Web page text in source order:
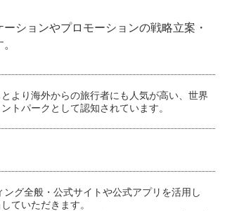
ションやプロモーションの戦略立案・
より海外からの旅行者にも人気が高い、世界
トパークとして認知されています。
グ全般・公式サイトや公式アプリを活用し
ていただきます。